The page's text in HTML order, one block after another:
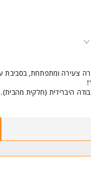
צעירה ומתפתחת,
היברידית (חלקית מהבית).
ות ללא ניסיון קודם!
יחידה.